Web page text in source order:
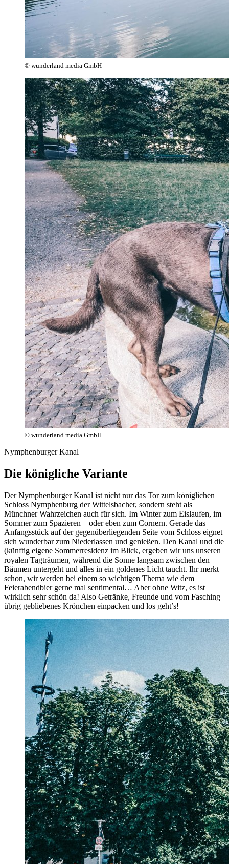
© wunderland media GmbH
© wunderland media GmbH
Nymphenburger Kanal
Die königliche Variante
Der Nymphenburger Kanal ist nicht nur das Tor zum königlichen
Schloss Nymphenburg der Wittelsbacher, sondern steht als
Münchner Wahrzeichen auch für sich. Im Winter zum Eislaufen, im
Sommer zum Spazieren – oder eben zum Cornern. Gerade das
Anfangsstück auf der gegenüberliegenden Seite vom Schloss eignet
sich wunderbar zum Niederlassen und genießen. Den Kanal und die
(künftig eigene Sommerresidenz im Blick, ergeben wir uns unseren
royalen Tagträumen, während die Sonne langsam zwischen den
Bäumen untergeht und alles in ein goldenes Licht taucht. Ihr merkt
schon, wir werden bei einem so wichtigen Thema wie dem
Feierabendbier gerne mal sentimental… Aber ohne Witz, es ist
wirklich sehr schön da! Also Getränke, Freunde und vom Fasching
übrig gebliebenes Krönchen einpacken und los geht’s!